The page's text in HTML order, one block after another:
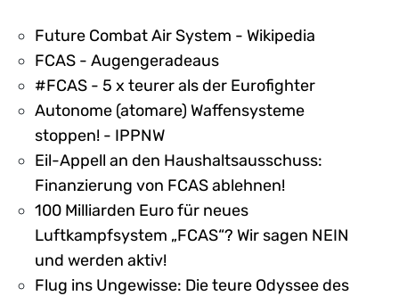
Future Combat Air System - Wikipedia
FCAS - Augengeradeaus
#FCAS - 5 x teurer als der Eurofighter
Autonome (atomare) Waffensysteme
stoppen! - IPPNW
Eil-Appell an den Haushaltsausschuss:
Finanzierung von FCAS ablehnen!
100 Milliarden Euro für neues
Luftkampfsystem „FCAS“? Wir sagen NEIN
und werden aktiv!
Flug ins Ungewisse: Die teure Odyssee des